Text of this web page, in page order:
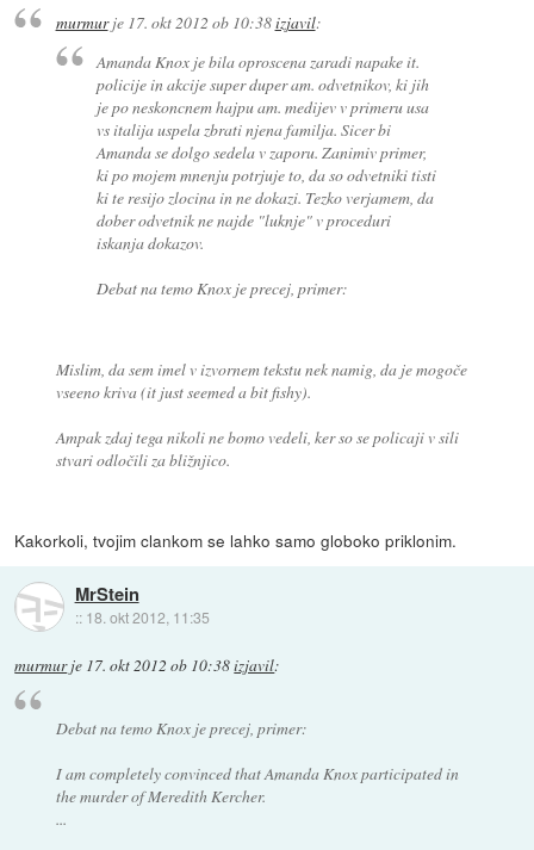
murmurje 17. okt 2012 ob 10:38izjavil:
Amanda Knox je bila oproscena zaradi napake it.
policije in akcije super duper am. odvetnikov, ki jih
je po neskoncnem hajpu am. medijev v primeru usa
vs italija uspela zbrati njena familja. Sicer bi
Amanda se dolgo sedela v zaporu. Zanimiv primer,
ki po mojem mnenju potrjuje to, da so odvetniki tisti
ki te resijo zlocina in ne dokazi. Tezko verjamem, da
dober odvetnik ne najde "luknje" v proceduri
iskanja dokazov.
Debat na temo Knox je precej, primer:
Mislim, da sem imel v izvornem tekstu nek namig, da je mogoče
vseeno kriva (it just seemed a bit fishy).
Ampak zdaj tega nikoli ne bomo vedeli, ker so se policaji v sili
stvari odločili za bližnjico.
Kakorkoli, tvojim clankom se lahko samo globoko priklonim.
MrStein
:: 18. okt 2012, 11:35
murmurje 17. okt 2012 ob 10:38izjavil:
Debat na temo Knox je precej, primer:
I am completely convinced that Amanda Knox participated in
the murder of Meredith Kercher.
...